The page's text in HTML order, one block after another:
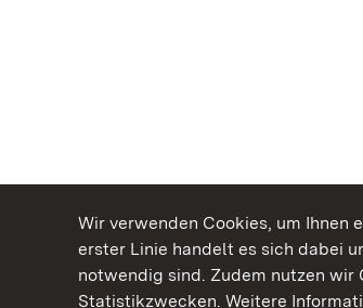
Wir verwenden Cookies, um Ihnen
erster Linie handelt es sich dabei
notwendig sind. Zudem nutzen wir
Statistikzwecken. Weitere